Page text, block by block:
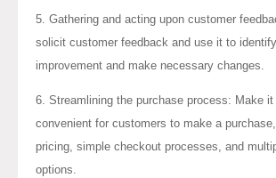
5. Gathering and acting upon customer
solicit customer feedback and use it to
improvement and make necessary changes.
6. Streamlining the purchase process: Make it
convenient for customers to make a
pricing, simple checkout processes, and
options.